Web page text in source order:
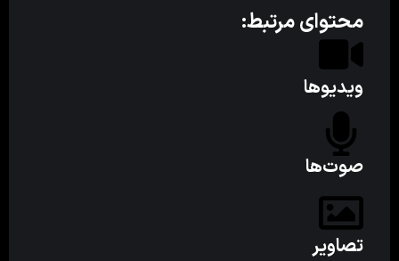
محتوای مرتبط:
ویدیوها
صوت‌ها
تصاویر